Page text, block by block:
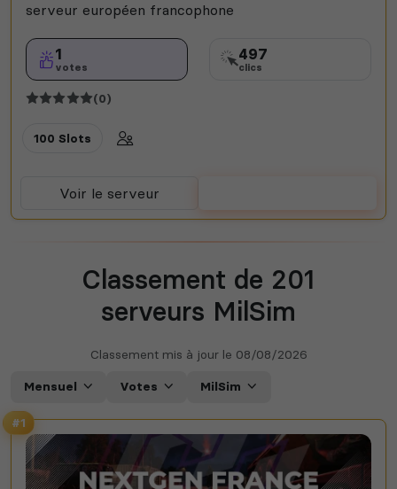
serveur européen francophone
1
votes
497
clics
(0)
100 Slots
Voir le serveur
Classement de 201
serveurs MilSim
Classement mis à jour le 08/08/2026
Mensuel Votes MilSim
#1